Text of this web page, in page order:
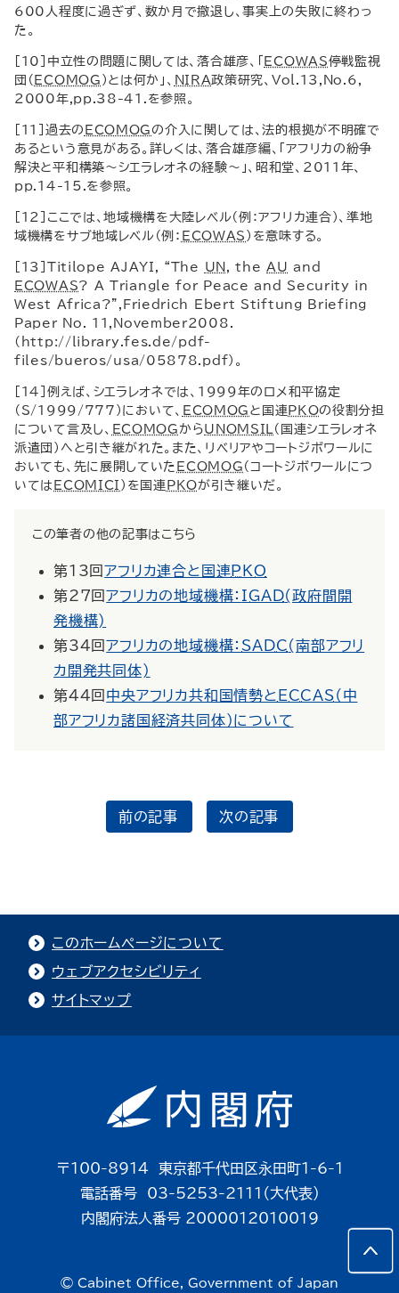
600人程度に過ぎず、数か月で撤退し、事実上の失敗に終わっ
た。
[10]中立性の問題に関しては、落合雄彦、「 ECOWAS停戦監視
団（ ECOMOG ）とは何か」、 NIRA政策研究、 Vol .13, No .6,
2000年, pp .38-41.を参照。
[11]過去の ECOMOG の介入に関しては、法的根拠が不明確で
あるという意見がある。詳しくは、落合雄彦編、「アフリカの紛争
解決と平和構築～シエラレオネの経験～」、昭和堂、2011年、
pp .14-15.を参照。
[12]ここでは、地域機構を大陸レベル（例：アフリカ連合）、準地
域機構をサブ地域レベル（例： ECOWAS ）を意味する。
[13] Titilope AJAYI , “The UN the AU and
ECOWAS? A Triangle for Peace and Security in
West Africa ?”,
Friedrich Ebert Stiftung Briefing
Paper No
. 11, November2008.
( http:// library .fes .de/ pdf-
files/ bueros/ usa/05878. pdf)。
[14]例えば、シエラレオネでは、1999年のロメ和平協定
（ S/1999/777）において、 ECOMOG と国連PKOの役割分担
について言及し、 ECOMOG からUNOMSIL
（国連シエラレオネ
派遣団）へと引き継がれた。また、リベリアやコートジボワールに
おいても、先に展開していた ECOMOG （コートジボワールにつ
いては ECOMICI ）を国連 PKOが引き継いだ。
この筆者の他の記事はこちら
第13回アフリカ連合と国連PKO
第27回アフリカの地域機構： IGAD(政府間開
発機構)
第34回アフリカの地域機構：SADC(南部アフリ
カ開発共同体)
第44回 中央アフリカ共和国情勢と ECCAS（中
部アフリカ諸国経済共同体）について
前の記事 次の記事
このホームページについて
ウェブアクセシビリティ
サイトマップ
〒100-8914 東京都千代田区永田町1-6-1
電話番号 03-5253-2111（大代表）
内閣府法人番号 2000012010019
© Cabinet Office, Government of Japan